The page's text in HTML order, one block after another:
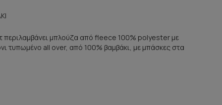
περιλαμβάνει μπλούζα από fleece 100% polyester με
τυπωμένο all over, από 100% βαμβάκι, με μπάσκες στα